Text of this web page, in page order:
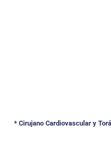
* Cirujano Cardiovascular y